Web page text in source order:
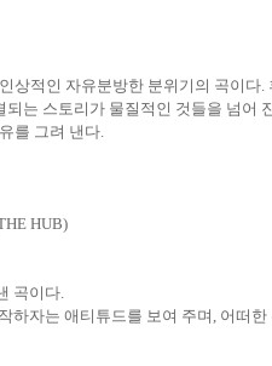
상적인 자유분방한 분위기의 곡이다.
되는 스토리가 물질적인 것들을 넘어
를 그려 낸다.
HUB)
곡이다.
하자는 애티튜드를 보여 주며, 어떠한